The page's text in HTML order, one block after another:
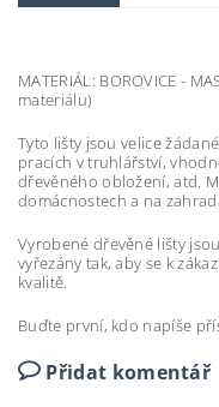
MATERIÁL: BOROVICE -
materiálu)
Tyto lišty jsou velice
pracích v truhlářství,
dřevěného obložení, atd.
domácnostech a na
Vyrobené dřevěné lišty
vyřezány tak, aby se k
kvalitě.
Buďte první, kdo napíše
Přidat komentář